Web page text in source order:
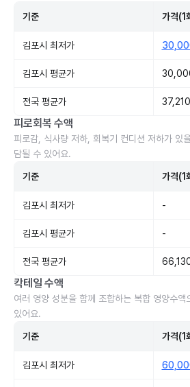
기준 가격(1
김포시 최저가
김포시 평균가
전국 평균가
피로회복 수액
피로감, 식사량 저하, 회복기 컨디션 저하가 있
담될 수 있어요.
기준 가격(1
김포시 최저가 -
김포시 평균가 -
전국 평균가
칵테일 수액
여러 영양 성분을 함께 조합하는 복합 영양수
있어요.
기준 가격(1
김포시 최저가